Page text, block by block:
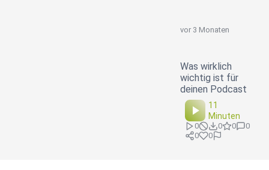
vor 3 Monaten
Was wirklich
wichtig ist für
deinen Podcast
11
Minuten
0 0 0
0
0
0